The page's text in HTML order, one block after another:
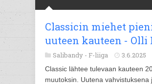
Classicin miehet
uuteen kauteen -
Salibandy - F-liiga 3.6.2025
Classic lähtee tulevaan kauteen
muutoksin. Uutena vahvistuksena